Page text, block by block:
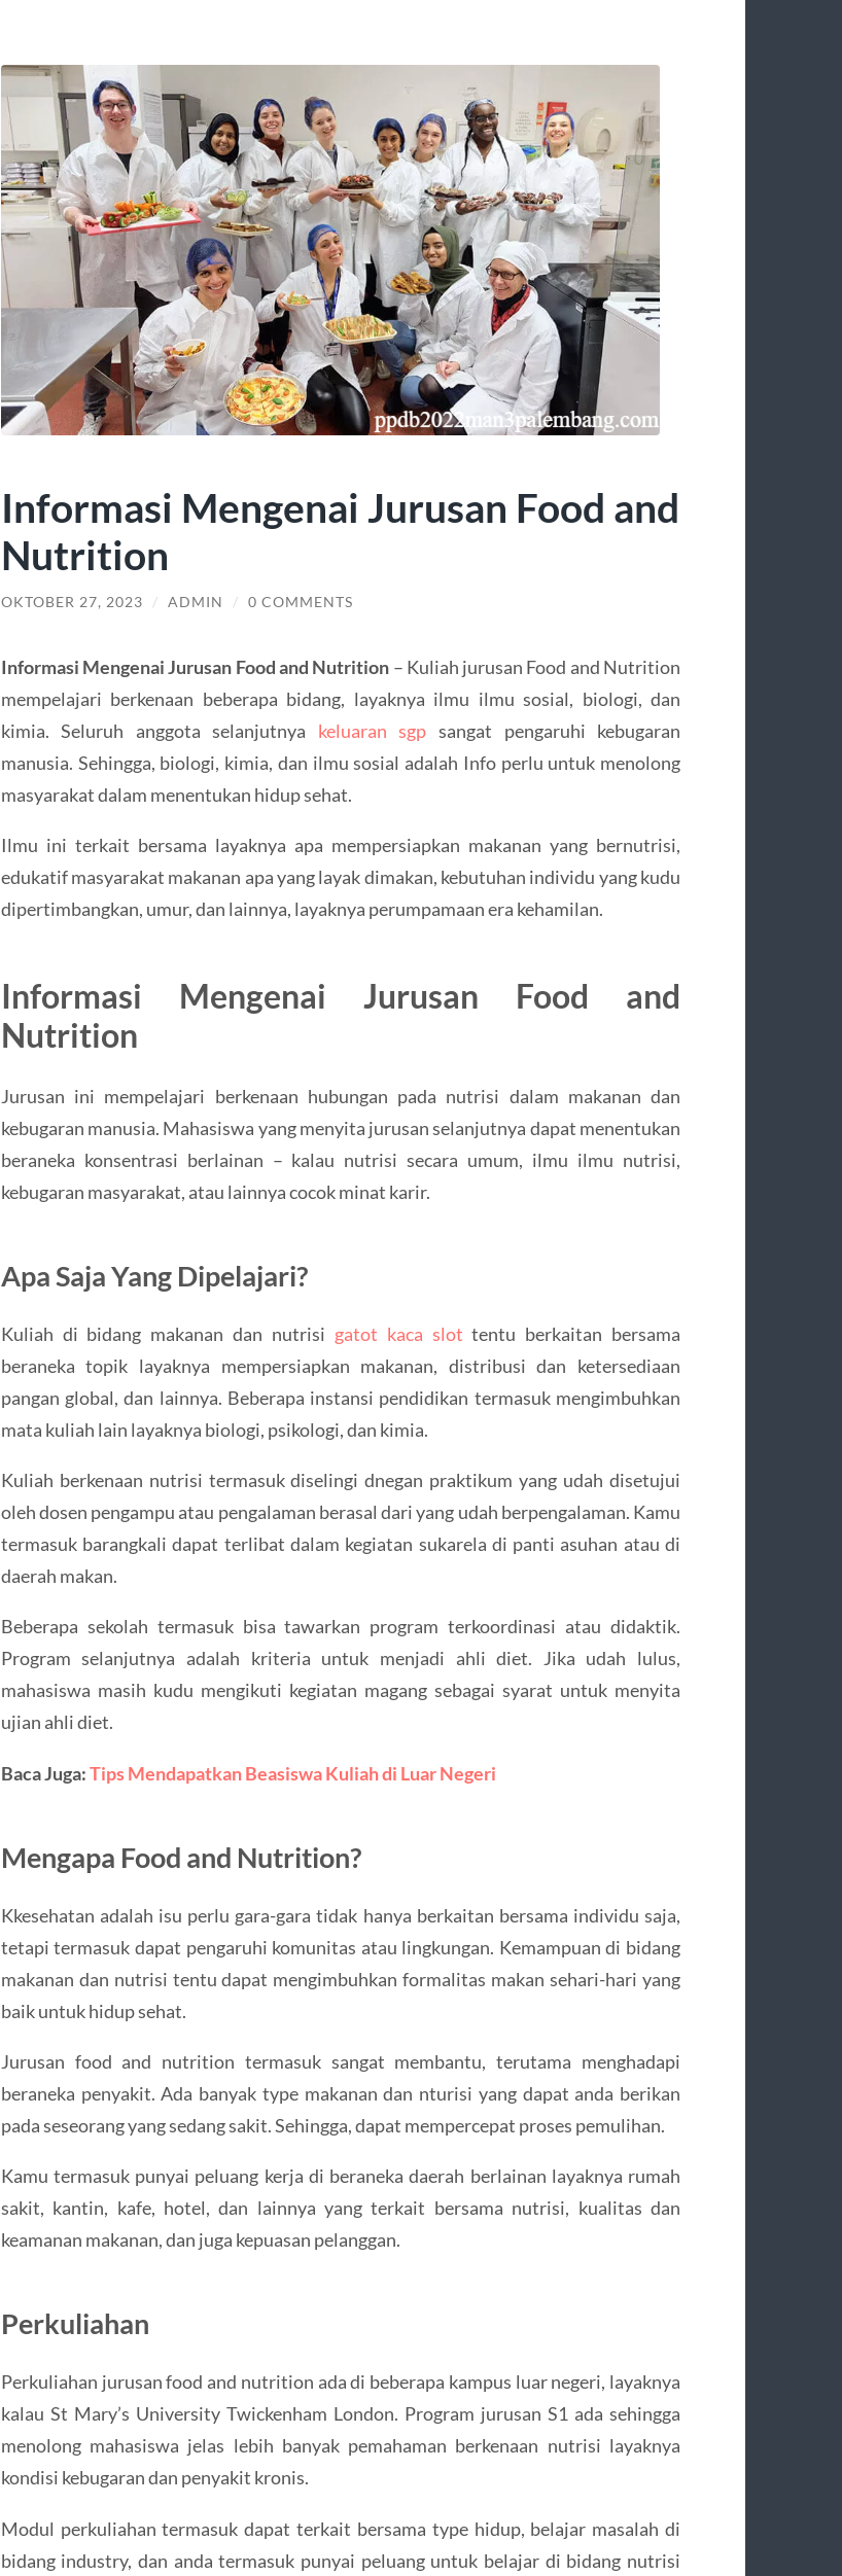
Informasi Mengenai Jurusan Food and
Nutrition
OKTOBER 27, 2023 / ADMIN / 0 COMMENTS
Informasi Mengenai Jurusan Food and Nutrition – Kuliah jurusan Food and Nutrition
mempelajari berkenaan beberapa bidang, layaknya ilmu ilmu sosial, biologi, dan
kimia. Seluruh anggota selanjutnya keluaran sgp sangat pengaruhi kebugaran
manusia. Sehingga, biologi, kimia, dan ilmu sosial adalah Info perlu untuk menolong
masyarakat dalam menentukan hidup sehat.
Ilmu ini terkait bersama layaknya apa mempersiapkan makanan yang bernutrisi,
edukatif masyarakat makanan apa yang layak dimakan, kebutuhan individu yang kudu
dipertimbangkan, umur, dan lainnya, layaknya perumpamaan era kehamilan.
Informasi Mengenai Jurusan Food and
Nutrition
Jurusan ini mempelajari berkenaan hubungan pada nutrisi dalam makanan dan
kebugaran manusia. Mahasiswa yang menyita jurusan selanjutnya dapat menentukan
beraneka konsentrasi berlainan – kalau nutrisi secara umum, ilmu ilmu nutrisi,
kebugaran masyarakat, atau lainnya cocok minat karir.
Apa Saja Yang Dipelajari?
Kuliah di bidang makanan dan nutrisi gatot kaca slot tentu berkaitan bersama
beraneka topik layaknya mempersiapkan makanan, distribusi dan ketersediaan
pangan global, dan lainnya. Beberapa instansi pendidikan termasuk mengimbuhkan
mata kuliah lain layaknya biologi, psikologi, dan kimia.
Kuliah berkenaan nutrisi termasuk diselingi dnegan praktikum yang udah disetujui
oleh dosen pengampu atau pengalaman berasal dari yang udah berpengalaman. Kamu
termasuk barangkali dapat terlibat dalam kegiatan sukarela di panti asuhan atau di
daerah makan.
Beberapa sekolah termasuk bisa tawarkan program terkoordinasi atau didaktik.
Program selanjutnya adalah kriteria untuk menjadi ahli diet. Jika udah lulus,
mahasiswa masih kudu mengikuti kegiatan magang sebagai syarat untuk menyita
ujian ahli diet.
Baca Juga:Tips Mendapatkan Beasiswa Kuliah di Luar Negeri
Mengapa Food and Nutrition?
Kkesehatan adalah isu perlu gara-gara tidak hanya berkaitan bersama individu saja,
tetapi termasuk dapat pengaruhi komunitas atau lingkungan. Kemampuan di bidang
makanan dan nutrisi tentu dapat mengimbuhkan formalitas makan sehari-hari yang
baik untuk hidup sehat.
Jurusan food and nutrition termasuk sangat membantu, terutama menghadapi
beraneka penyakit. Ada banyak type makanan dan nturisi yang dapat anda berikan
pada seseorang yang sedang sakit. Sehingga, dapat mempercepat proses pemulihan.
Kamu termasuk punyai peluang kerja di beraneka daerah berlainan layaknya rumah
sakit, kantin, kafe, hotel, dan lainnya yang terkait bersama nutrisi, kualitas dan
keamanan makanan, dan juga kepuasan pelanggan.
Perkuliahan
Perkuliahan jurusan food and nutrition ada di beberapa kampus luar negeri, layaknya
kalau St Mary’s University Twickenham London. Program jurusan S1 ada sehingga
menolong mahasiswa jelas lebih banyak pemahaman berkenaan nutrisi layaknya
kondisi kebugaran dan penyakit kronis.
Modul perkuliahan termasuk dapat terkait bersama type hidup, belajar masalah di
bidang industry, dan anda termasuk punyai peluang untuk belajar di bidang nutrisi